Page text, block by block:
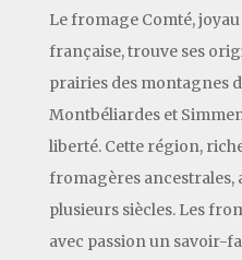
Le fromage Comté,
française, trouve ses
prairies des montagnes
Montbéliardes et
liberté. Cette région,
fromagères ancestrales,
plusieurs siècles. Les
avec passion un savoir-